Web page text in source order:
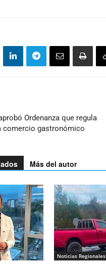
Ordenanza que regula
comercio gastronómico
Más del autor
Noticias Regionales